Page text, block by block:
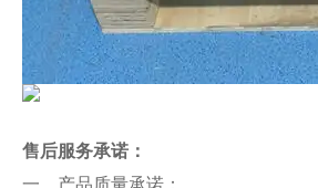
售后服务承诺：
一、产品质量承诺：